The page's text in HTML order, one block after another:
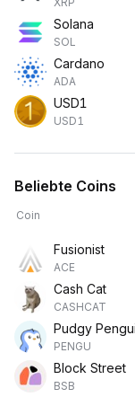
Solana
SOL
Cardano
ADA
USD1
USD1
Beliebte Coins
Coin
Fusionist
ACE
Cash Cat
CASHCAT
Pudgy
PENGU
Block Street
BSB